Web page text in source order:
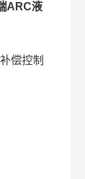
ARC液
偿控制